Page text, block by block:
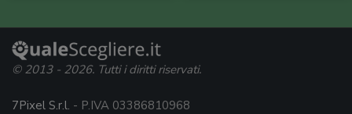
© 2013 - 2026. Tutti i diritti riservati.
7Pixel S.r.l. - P.IVA 03386810968